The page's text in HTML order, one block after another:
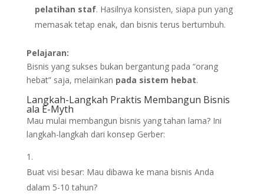
pelatihan staf. Hasilnya konsisten, siapa pun yang
memasak tetap enak, dan bisnis terus bertumbuh.
Pelajaran:
Bisnis yang sukses bukan bergantung pada “orang
hebat” saja, melainkan pada sistem hebat.
Langkah-Langkah Praktis Membangun Bisnis
ala E-Myth
Mau mulai membangun bisnis yang tahan lama? Ini
langkah-langkah dari konsep Gerber:
Buat visi besar: Mau dibawa ke mana bisnis Anda
dalam 5-10 tahun?